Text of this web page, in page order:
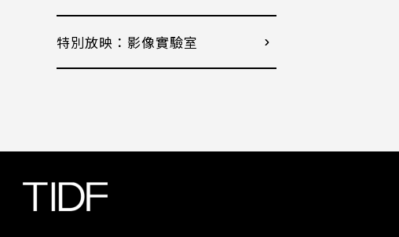
特別放映：影像實驗室